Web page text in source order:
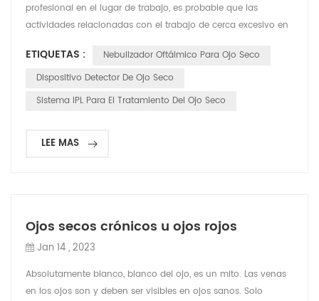
profesional en el lugar de trabajo, es probable que las
actividades relacionadas con el trabajo de cerca excesivo en
ejemplo, mirar fijamente las pantallas de las computadoras
durante períodos prolongados de tiempo desalienta el
parpadeo. Mirar fijamente conduce a problemas oculares ...
ETIQUETAS :
Nebulizador Oftálmico Para Ojo Seco
Dispositivo Detector De Ojo Seco
Sistema IPL Para El Tratamiento Del Ojo Seco
LEE MAS
Ojos secos crónicos u ojos rojos
Jan 14 , 2023
Absolutamente blanco, blanco del ojo, es un mito. Las venas
en los ojos son y deben ser visibles en ojos sanos. Solo